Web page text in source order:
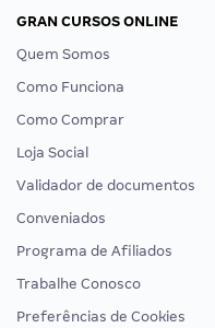
GRAN CURSOS ONLINE
Quem Somos
Como Funciona
Como Comprar
Loja Social
Validador de documentos
Conveniados
Programa de Afiliados
Trabalhe Conosco
Preferências de Cookies